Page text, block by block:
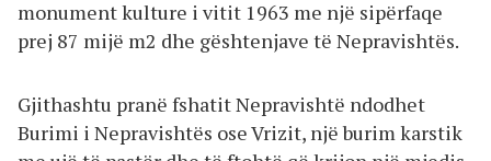
monument kulture i vitit 1963 me një sipërfaqe
prej 87 mijë m2 dhe gështenjave të Nepravishtës.
Gjithashtu pranë fshatit Nepravishtë ndodhet
Burimi i Nepravishtës ose Vrizit, një burim karstik